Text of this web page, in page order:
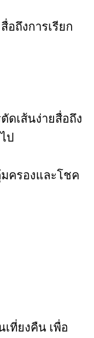
อถึงการเรียก
ดเส้นง่ายสื่อถึง
ป
ครองและโชค
ที่ยงคืน เพื่อ